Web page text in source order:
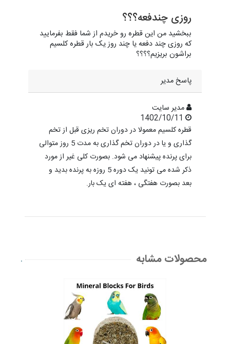
روزی چندفعه؟؟؟
ببخشید من این قطره رو خریدم از شما فقط بفرمایید
که روزی چند دفعه یا چند روز یک بار قطره کلسیم
براشون بریزیم؟؟؟؟
پاسخ مدیر
مدیر سایت
قطره کلسیم معمولا در دوران تخم ریزی قبل از تخم
گذاری و یا در دوران تخم گذاری به مدت 5 روز متوالی
برای پرنده پیشنهاد می شود. بصورت کلی غیر از مورد
ذکر شده می تونید یک دوره 5 روزه به پرنده بدید و
بعد بصورت هفتگی ، هفته ای یک بار.
محصولات مشابه .